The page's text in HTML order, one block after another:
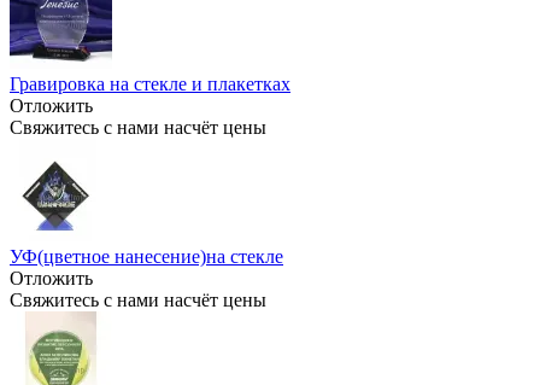
Гравировка на стекле и плакетках
Отложить
Свяжитесь с нами насчёт цены
УФ(цветное нанесение)на стекле
Отложить
Свяжитесь с нами насчёт цены